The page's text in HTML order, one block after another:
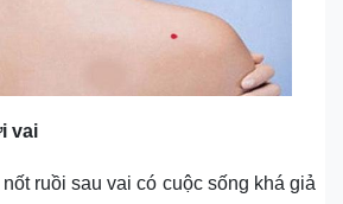
vai
ruồi sau vai có cuộc sống khá giả